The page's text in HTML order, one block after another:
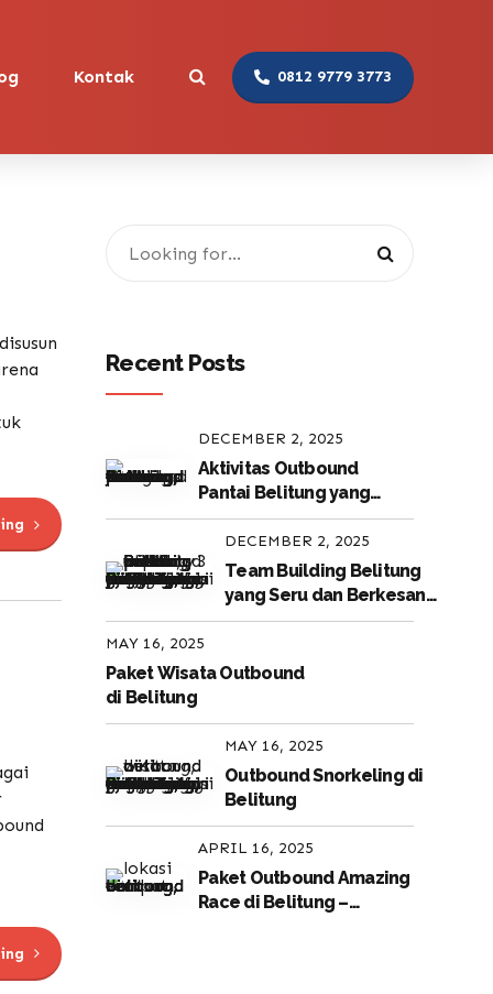
0812 9779 3773
Kontak
Recent Posts
DECEMBER 2, 2025
Aktivitas Outbound
Pantai Belitung yang
Paling Favorit untuk
Perusahaan
DECEMBER 2, 2025
Team Building Belitung
yang Seru dan Berkesan
untuk Perusahaan
MAY 16, 2025
Paket Wisata Outbound
di Belitung
MAY 16, 2025
Outbound Snorkeling di
Belitung
APRIL 16, 2025
Paket Outbound Amazing
Race di Belitung –